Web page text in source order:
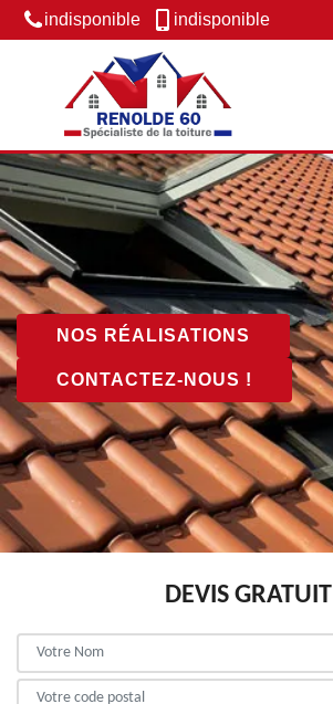
indisponible indisponible
NOS RÉALISATIONS
CONTACTEZ-NOUS !
DEVIS GRATUIT